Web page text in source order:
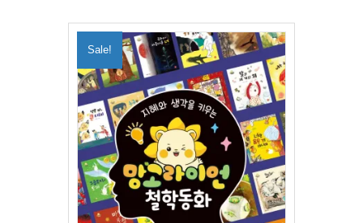
Sale!